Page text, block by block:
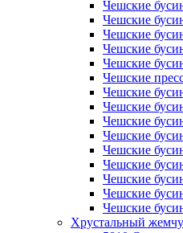
Чешские
Чешские
Чешские
Чешские
Чешские
Чешские
Чешские
Чешские
Чешские
Чешские
Чешские
Чешские
Чешские
Чешские
Чешские
Хрустальный